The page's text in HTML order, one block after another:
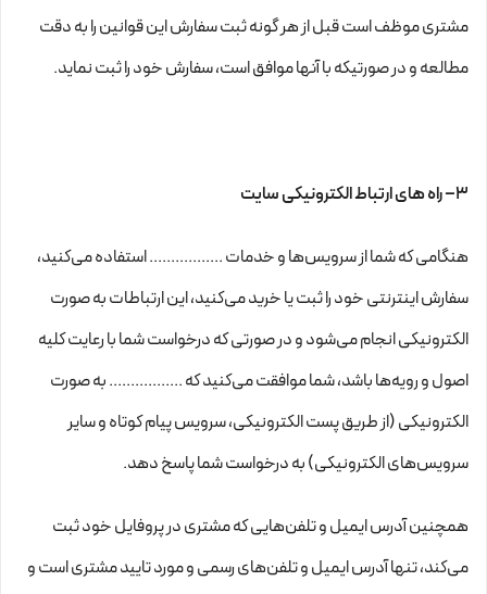
مشتری موظف است قبل از هر گونه ثبت سفارش این قوانین را به دقت
مطالعه و در صورتیکه با آنها موافق است، سفارش خود را ثبت نماید.
۳– راه های ارتباط الکترونیکی سایت
هنگامی که شما از سرویس‌‏ها و خدمات ................. استفاده می‏‌کنید،
سفارش اینترنتی خود را ثبت یا خرید می‏‌کنید، این ارتباطات به صورت
الکترونیکی انجام می‏‌شود و در صورتی که درخواست شما با رعایت کلیه
اصول و رویه‏‌ها باشد، شما موافقت می‌‏کنید که ................. به صورت
الکترونیکی (از طریق پست الکترونیکی، سرویس پیام کوتاه و سایر
سرویس‌های الکترونیکی) به درخواست شما پاسخ دهد.
همچنین آدرس ایمیل و تلفن‌هایی که مشتری در پروفایل خود ثبت
می‌کند، تنها آدرس ایمیل و تلفن‌های رسمی و مورد تایید مشتری است و